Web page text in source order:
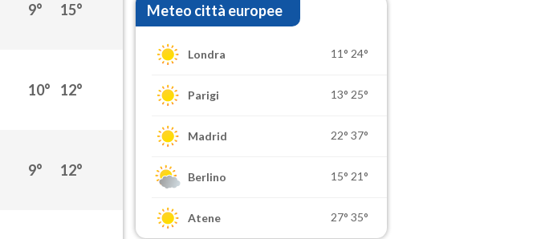
9° 15°
10° 12°
9° 12°
Meteo città europee
Londra 11° 24°
Parigi 13° 25°
Madrid 22° 37°
Berlino 15° 21°
Atene 27° 35°